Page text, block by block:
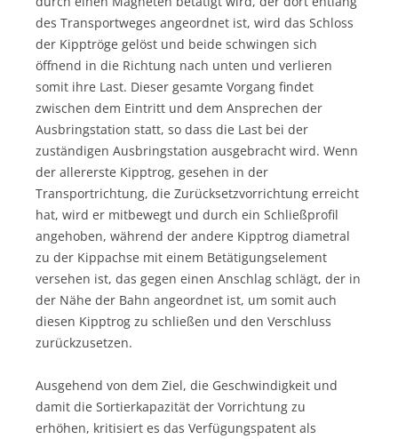
des Transportweges angeordnet ist, wird das Schloss
der Kipptröge gelöst und beide schwingen sich
öffnend in die Richtung nach unten und verlieren
somit ihre Last. Dieser gesamte Vorgang findet
zwischen dem Eintritt und dem Ansprechen der
Ausbringstation statt, so dass die Last bei der
zuständigen Ausbringstation ausgebracht wird. Wenn
der allererste Kipptrog, gesehen in der
Transportrichtung, die Zurücksetzvorrichtung erreicht
hat, wird er mitbewegt und durch ein Schließprofil
angehoben, während der andere Kipptrog diametral
zu der Kippachse mit einem Betätigungselement
versehen ist, das gegen einen Anschlag schlägt, der in
der Nähe der Bahn angeordnet ist, um somit auch
diesen Kipptrog zu schließen und den Verschluss
zurückzusetzen.
Ausgehend von dem Ziel, die Geschwindigkeit und
damit die Sortierkapazität der Vorrichtung zu
erhöhen, kritisiert es das Verfügungspatent als